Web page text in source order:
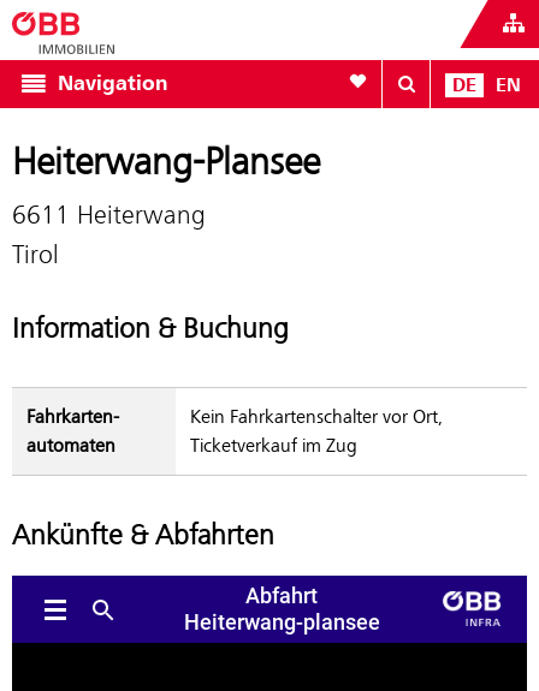
Navigation Zur Favoritenliste
DE EN
Heiterwang-Plansee
6611 Heiterwang
Tirol
Information & Buchung
Fahrkarten­
automaten
Kein Fahrkartenschalter vor Ort,
Ticketverkauf im Zug
Ankünfte & Abfahrten